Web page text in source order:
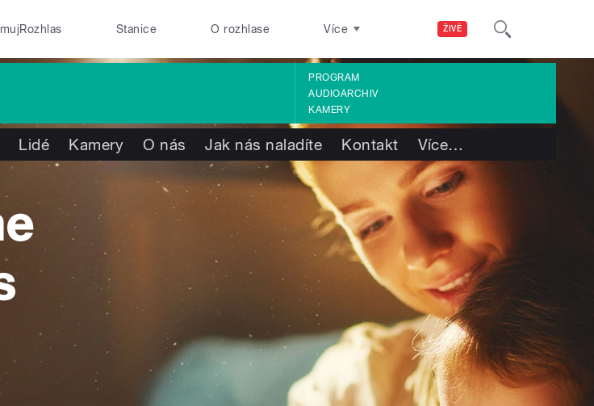
ŽIVĚ
mujRozhlas Stanice O rozhlase Více
PROGRAM
AUDIOARCHIV
KAMERY
Lidé Kamery O nás Jak nás naladíte Kontakt Více…